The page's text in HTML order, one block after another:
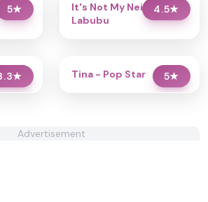
5★ 4.5★
It's Not My Neighbor:
Labubu
★
Up 5★
Tina - Pop Star
Advertisement